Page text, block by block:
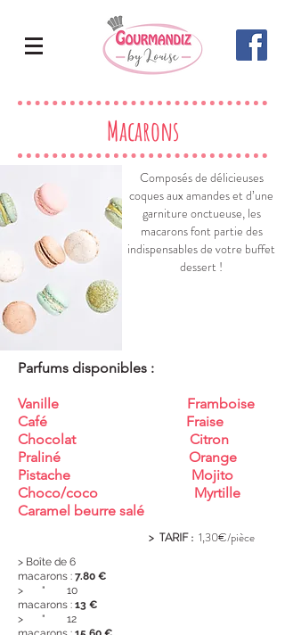
Macarons
Composés de délicieuses
coques aux amandes et d’une
garniture onctueuse, les
macarons font partie des
indispensables de votre buffet
dessert !
Parfums disponibles :
Vanille Framboise
Café Fraise
Chocolat Citron
Praliné Orange
Pistache Mojito
Choco/coco Myrtille
Caramel beurre salé
> TARIF : 1,30€/pièce
> Boîte de 6
macarons : 7.80 €
> " 10
macarons : 13 €
> " 12